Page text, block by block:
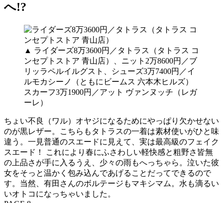
へ!?
▲ ライダーズ8万3600円／タトラス（タトラス コ
ンセプトストア 青山店）、ニット2万8600円／ブ
リッラペルイルグスト、シューズ3万7400円／イ
ルモカシーノ（ともにビームス 六本木ヒルズ）
スカーフ3万1900円／アット ヴァンヌッチ（レガ
ーレ）
ちょい不良（ワル）オヤジになるためにやっぱり欠かせない
のが黒レザー。こちらもタトラスの一着は素材使いがひと味
違う。一見普通のスエードに見えて、実は最高級のフェイク
スエード！ これにより春にふさわしい軽快感と粗野さ皆無
の上品さが手に入るうえ、少々の雨もへっちゃら。泣いた彼
女をそっと温かく包み込んであげることだってできるので
す。当然、有田さんのボルテージもマキシマム。水も滴るい
いオトコになっちゃいました。